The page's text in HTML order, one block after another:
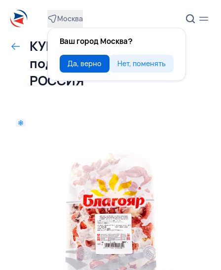
Москва
Ваш город Москва?
Да, верно Нет, поменять
КУРИЦА желудки на
подложке, БЛАГОЯР,
РОССИЯ